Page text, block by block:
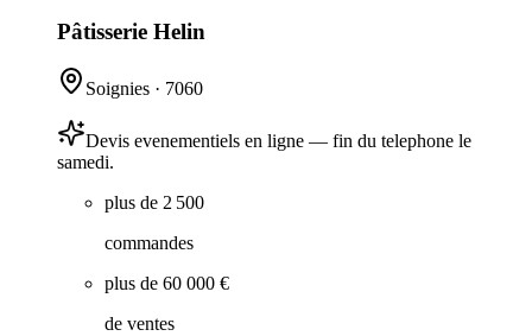
Pâtisserie Helin
Soignies · 7060
Devis evenementiels en ligne — fin du telephone le
samedi.
plus de 2 500
commandes
plus de 60 000 €
de ventes